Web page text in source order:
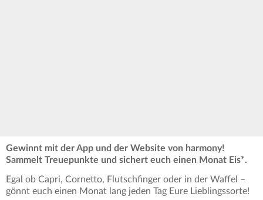
Gewinnt mit der App und der Website von harmony!
Sammelt Treuepunkte und sichert euch einen Monat Eis*.
Egal ob Capri, Cornetto, Flutschfinger oder in der Waffel –
gönnt euch einen Monat lang jeden Tag Eure Lieblingssorte!